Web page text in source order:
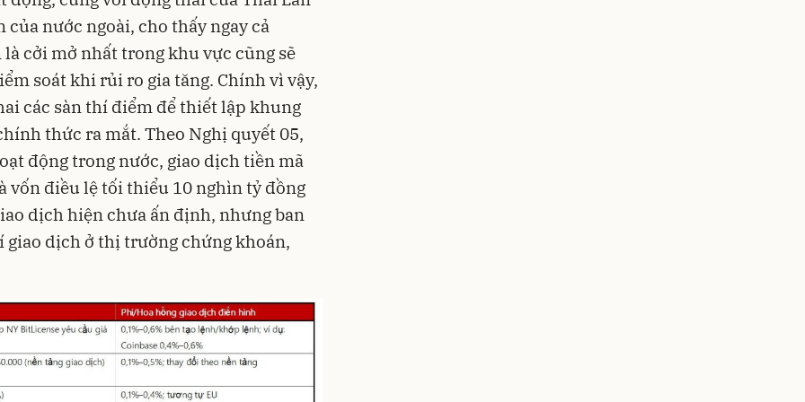
nước ngoài, cho thấy ngay cả
cởi mở nhất trong khu vực cũng sẽ
soát khi rủi ro gia tăng. Chính vì vậy,
các sàn thí điểm để thiết lập khung
thức ra mắt. Theo Nghị quyết 05,
động trong nước, giao dịch tiền mã
vốn điều lệ tối thiểu 10 nghìn tỷ đồng
dịch hiện chưa ấn định, nhưng ban
giao dịch ở thị trường chứng khoán,